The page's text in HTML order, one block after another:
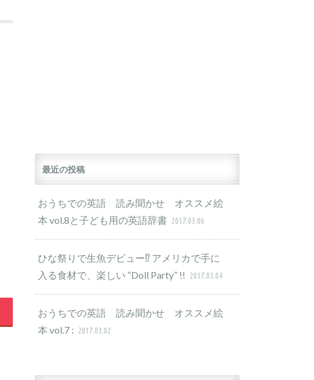
最近の投稿
おうちでの英語 読み聞かせ オススメ絵
本 vol.8と子ども用の英語辞書 2017.03.06
ひな祭りで生魚デビュー⁉︎ アメリカで手に
入る食材で、楽しい “Doll Party” !! 2017.03.04
おうちでの英語 読み聞かせ オススメ絵
本 vol.7 : 2017.03.02